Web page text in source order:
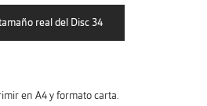
en A4 y formato carta.